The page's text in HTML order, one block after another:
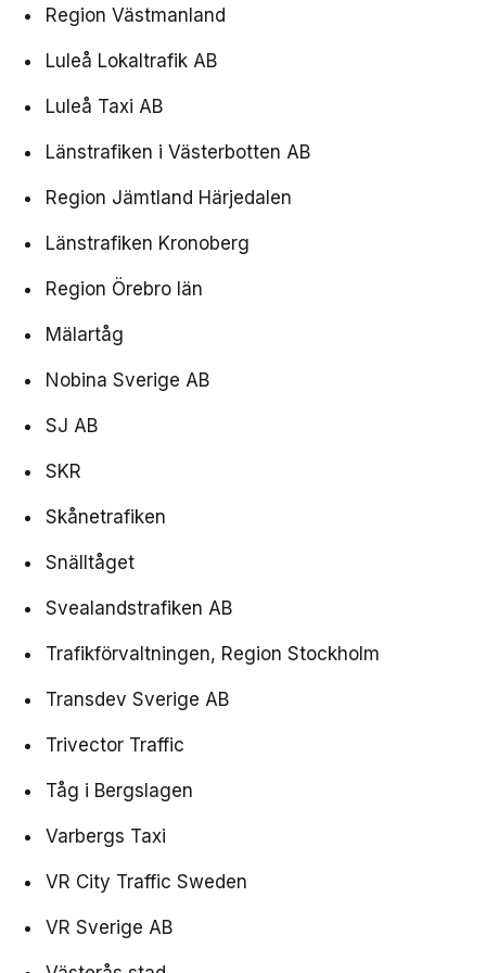
Miljö­nätverket 2022
Tillgänglighets­nätverket 2025
Tillgänglighets­nätverket 2024
Tillgänglighets­nätverket 2023
Trafikutvecklar­nätverket 2026
Trafikutvecklar­nätverket 2025
Trafikutvecklar­nätverket 2024
Trygghets­nätverket
Trygghets­nätverket 2026
Trygghets­nätverket 2025
Trygghets­nätverket 2022
Region Västmanland
Luleå Lokaltrafik AB
Luleå Taxi AB
Länstrafiken i Västerbotten AB
Region Jämtland Härjedalen
Länstrafiken Kronoberg
Region Örebro län
Mälartåg
Nobina Sverige AB
SJ AB
SKR
Skånetrafiken
Snälltåget
Svealandstrafiken AB
Trafikförvaltningen, Region Stockholm
Transdev Sverige AB
Trivector Traffic
Tåg i Bergslagen
Varbergs Taxi
VR City Traffic Sweden
VR Sverige AB